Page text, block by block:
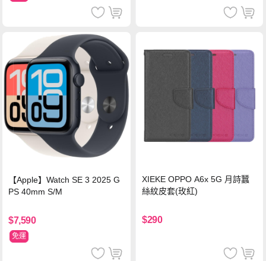
【Apple】Watch SE 3 2025 G
PS 40mm S/M
$7,590
免運
XIEKE OPPO A6x 5G 月詩蠶
絲紋皮套(玫紅)
$290